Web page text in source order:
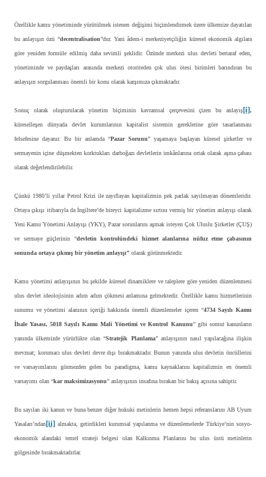
Özellikle kamu yönetiminde yürütülmek istenen değişimi biçimlendirmek üzere ülkemize dayatılan
bu anlayışın özü “decentralisation”dur. Yani âdem-i merkeziyetçiliğin küresel ekonomik algılara
göre yeniden formüle edilmiş daha sevimli şeklidir. Özünde merkezi ulus devleti bertaraf eden,
yönetiminde ve paydaşları arasında merkezi otoriteden çok ulus ötesi birimleri barındıran bu
anlayışın sorgulanması önemli bir konu olarak karşımıza çıkmaktadır.
Sonuç olarak oluşturulacak yönetim biçiminin kavramsal çerçevesini çizen bu anlayış[i],
küreselleşen dünyada devlet kurumlarının kapitalist sistemin gereklerine göre tasarlanması
felsefesine dayanır. Bu bir anlamda “Pazar Sorunu” yaşamaya başlayan küresel şirketler ve
sermayenin içine düşmekten korktukları darboğazı devletlerin imkânlarına ortak olarak aşma çabası
olarak değerlendirilebilir.
Çünkü 1980’li yıllar Petrol Krizi ile zayıflayan kapitalizmin pek parlak sayılmayan dönemleridir.
Ortaya çıkışı itibarıyla da İngiltere’de bireyci kapitalizme sırtını vermiş bir yönetim anlayışı olarak
Yeni Kamu Yönetimi Anlayışı (YKY), Pazar sorunlarını aşmak isteyen Çok Uluslu Şirketler (ÇUŞ)
ve sermaye güçlerinin “devletin kontrolündeki hizmet alanlarına nüfuz etme çabasının
sonunda ortaya çıkmış bir yönetim anlayışı” olarak görünmektedir.
Kamu yönetimi anlayışının bu şekilde küresel dinamiklere ve taleplere göre yeniden düzenlenmesi
ulus devlet ideolojisinin adım adım çökmesi anlamına gelmektedir. Özellikle kamu hizmetlerinin
sunumu ve yönetimi alanının içeriği hakkında önemli düzenlemeler içeren “4734 Sayılı Kamu
İhale Yasası, 5018 Sayılı Kamu Mali Yönetimi ve Kontrol Kanunu” gibi somut kanunların
yanında ülkemizde yürürlükte olan “Stratejik Planlama” anlayışının nasıl yapılacağına ilişkin
mevzuat; korumacı ulus devleti devre dışı bırakmaktadır. Bunun yanında ulus devletin öncüllerini
ve varsayımlarını görmezden gelen bu paradigma, kamu kaynaklarını kapitalizmin en önemli
varsayımı olan “kar maksimizasyonu” anlayışının insafına bırakan bir bakış açısına sahiptir.
Bu sayılan iki kanun ve buna benzer diğer hukuki metinlerin hemen hepsi referanslarını AB Uyum
Yasaları’ndan[ii] almakta, getirdikleri kurumsal yapılanma ve düzenlemelerde Türkiye’nin sosyo-
ekonomik alandaki temel strateji belgesi olan Kalkınma Planlarını bu ulus üstü metinlerin
gölgesinde bırakmaktadırlar.